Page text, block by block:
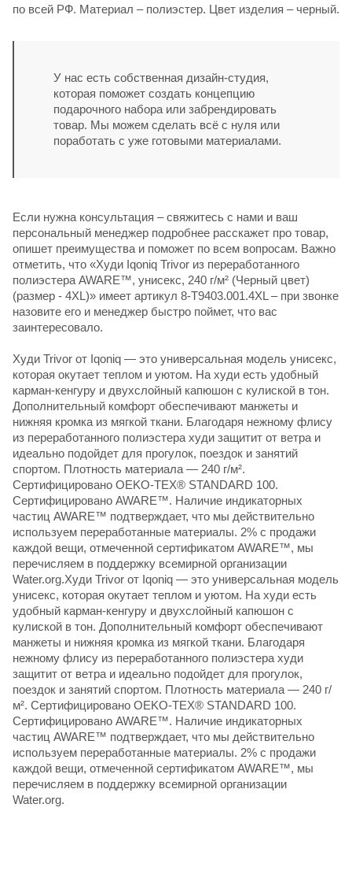
по всей РФ. Материал – полиэстер. Цвет изделия – черный.
У нас есть собственная дизайн-студия,
которая поможет создать концепцию
подарочного набора или забрендировать
товар. Мы можем сделать всё с нуля или
поработать с уже готовыми материалами.
Если нужна консультация – свяжитесь с нами и ваш
персональный менеджер подробнее расскажет про товар,
опишет преимущества и поможет по всем вопросам. Важно
отметить, что «Худи Iqoniq Trivor из переработанного
полиэстера AWARE™, унисекс, 240 г/м² (Черный цвет)
(размер - 4XL)» имеет артикул 8-T9403.001.4XL – при звонке
назовите его и менеджер быстро поймет, что вас
заинтересовало.
Худи Trivor от Iqoniq — это универсальная модель унисекс,
которая окутает теплом и уютом. На худи есть удобный
карман-кенгуру и двухслойный капюшон с кулиской в тон.
Дополнительный комфорт обеспечивают манжеты и
нижняя кромка из мягкой ткани. Благодаря нежному флису
из переработанного полиэстера худи защитит от ветра и
идеально подойдет для прогулок, поездок и занятий
спортом. Плотность материала — 240 г/м².
Сертифицировано OEKO-TEX® STANDARD 100.
Сертифицировано AWARE™. Наличие индикаторных
частиц AWARE™ подтверждает, что мы действительно
используем переработанные материалы. 2% с продажи
каждой вещи, отмеченной сертификатом AWARE™, мы
перечисляем в поддержку всемирной организации
Water.org.Худи Trivor от Iqoniq — это универсальная модель
унисекс, которая окутает теплом и уютом. На худи есть
удобный карман-кенгуру и двухслойный капюшон с
кулиской в тон. Дополнительный комфорт обеспечивают
манжеты и нижняя кромка из мягкой ткани. Благодаря
нежному флису из переработанного полиэстера худи
защитит от ветра и идеально подойдет для прогулок,
поездок и занятий спортом. Плотность материала — 240 г/
м². Сертифицировано OEKO-TEX® STANDARD 100.
Сертифицировано AWARE™. Наличие индикаторных
частиц AWARE™ подтверждает, что мы действительно
используем переработанные материалы. 2% с продажи
каждой вещи, отмеченной сертификатом AWARE™, мы
перечисляем в поддержку всемирной организации
Water.org.